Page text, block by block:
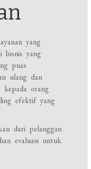
yang
bisnis yang
puas
ulang dan
kepada orang
efektif yang
dari pelanggan
evaluasi untuk